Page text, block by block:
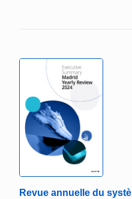
Revue annuelle du